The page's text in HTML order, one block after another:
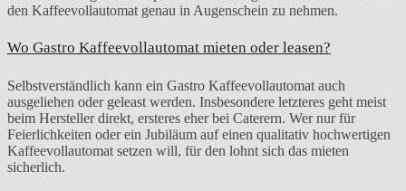
den Kaffeevollautomat genau in Augenschein zu nehmen.
Wo Gastro Kaffeevollautomat mieten oder leasen?
Selbstverständlich kann ein Gastro Kaffeevollautomat auch
ausgeliehen oder geleast werden. Insbesondere letzteres geht meist
beim Hersteller direkt, ersteres eher bei Caterern. Wer nur für
Feierlichkeiten oder ein Jubiläum auf einen qualitativ hochwertigen
Kaffeevollautomat setzen will, für den lohnt sich das mieten
sicherlich.